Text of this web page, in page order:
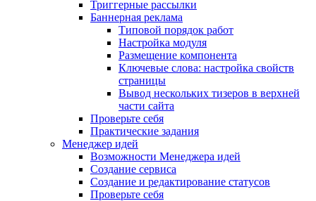
Триггерные рассылки
Баннерная реклама
Типовой порядок работ
Настройка модуля
Размещение компонента
Ключевые слова: настройка свойств
страницы
Вывод нескольких тизеров в верхней
части сайта
Проверьте себя
Практические задания
Менеджер идей
Возможности Менеджера идей
Создание сервиса
Создание и редактирование статусов
Проверьте себя